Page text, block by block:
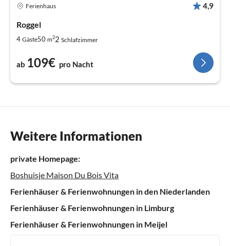
Ferienhaus 4,9
Roggel
4 Gäste50 m22 Schlafzimmer
ab 109€ pro Nacht
Weitere Informationen
private Homepage:
Boshuisje Maison Du Bois Vita
Ferienhäuser & Ferienwohnungen in den Niederlanden
Ferienhäuser & Ferienwohnungen in Limburg
Ferienhäuser & Ferienwohnungen in Meijel